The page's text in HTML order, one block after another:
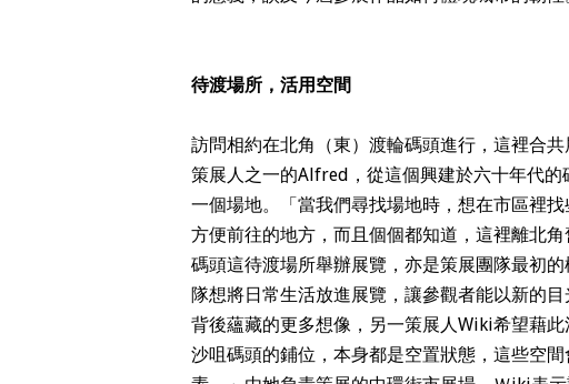
待渡場所，活用空間
訪問相約在北角（東）渡輪碼頭進行，這裡合
策展人之一的Alfred，從這個興建於六十年代
一個場地。「當我們尋找場地時，想在市區裡
方便前往的地方，而且個個都知道，這裡離北
碼頭這待渡場所舉辦展覽，亦是策展團隊最初
隊想將日常生活放進展覽，讓參觀者能以新的
背後蘊藏的更多想像，另一策展人Wiki希望藉
沙咀碼頭的鋪位，本身都是空置狀態，這些空